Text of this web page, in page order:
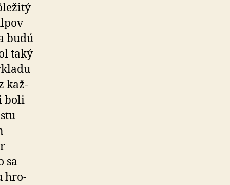
budú
taký
kaž­
boli
sa
hro­